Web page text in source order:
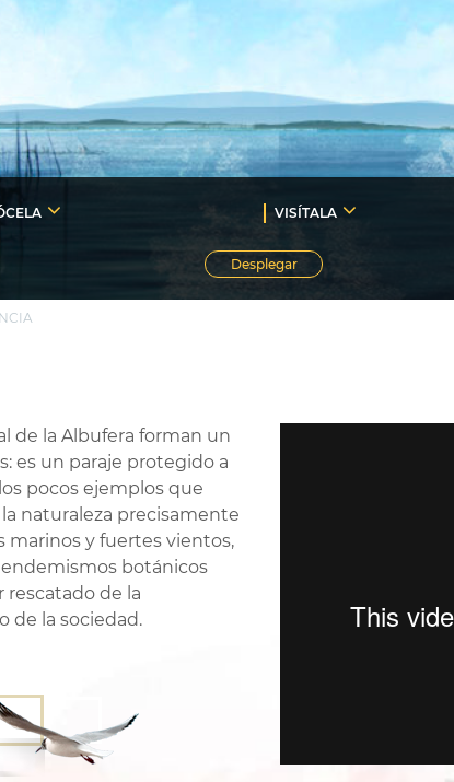
VISÍTALA
Desplegar
de la Albufera forman un
es un paraje protegido a
pocos ejemplos que
naturaleza precisamente
y fuertes vientos,
endemismos botánicos
rescatado de la
de la sociedad.